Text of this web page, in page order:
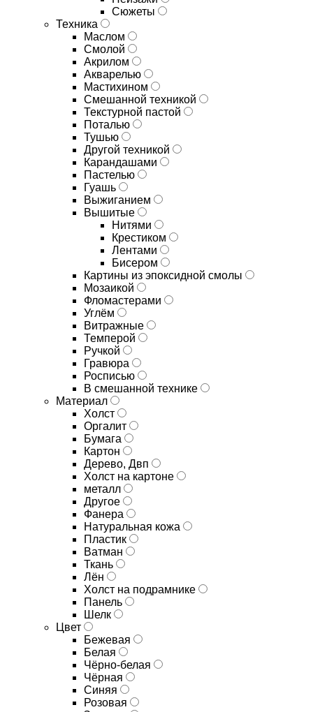
Сюжеты
Техника
Маслом
Смолой
Акрилом
Акварелью
Мастихином
Смешанной техникой
Текстурной пастой
Поталью
Тушью
Другой техникой
Карандашами
Пастелью
Гуашь
Выжиганием
Вышитые
Нитями
Крестиком
Лентами
Бисером
Картины из эпоксидной смолы
Мозаикой
Фломастерами
Углём
Витражные
Темперой
Ручкой
Гравюра
Росписью
В смешанной технике
Материал
Холст
Оргалит
Бумага
Картон
Дерево, Двп
Холст на картоне
металл
Другое
Фанера
Натуральная кожа
Пластик
Ватман
Ткань
Лён
Холст на подрамнике
Панель
Шелк
Цвет
Бежевая
Белая
Чёрно-белая
Чёрная
Синяя
Розовая